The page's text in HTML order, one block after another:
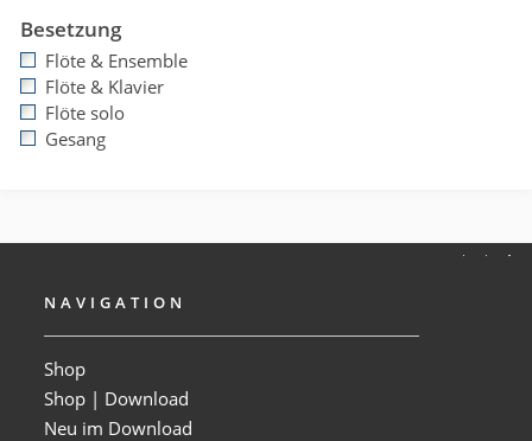
Besetzung
Flöte & Ensemble
Flöte & Klavier
Flöte solo
Gesang
NAVIGATION
Shop
Shop | Download
Neu im Download